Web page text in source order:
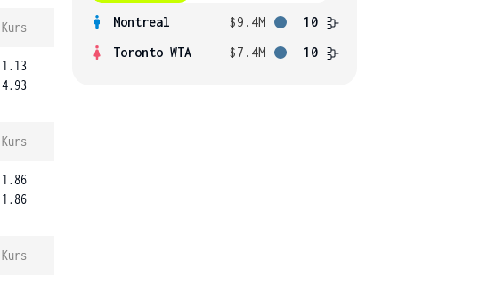
Kurs
1.13
4.93
Kurs
1.86
1.86
Kurs
Montreal $9.4M
10
Toronto WTA
$7.4M 10